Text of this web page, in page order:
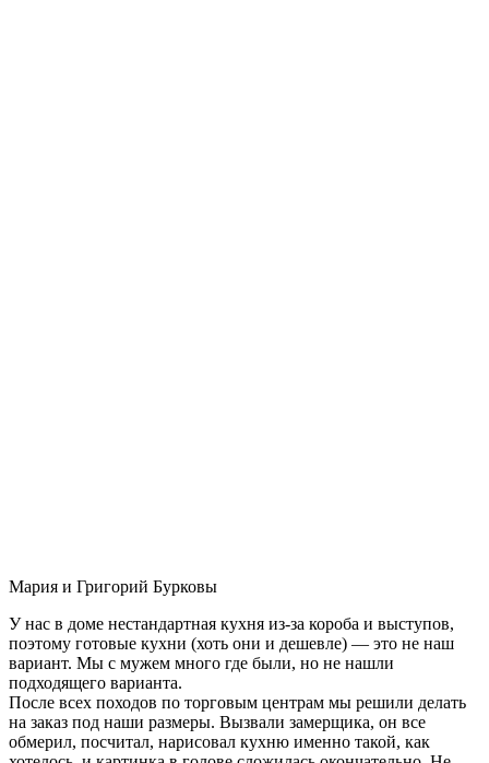
Мария и Григорий Бурковы
У нас в доме нестандартная кухня из-за короба и выступов,
поэтому готовые кухни (хоть они и дешевле) — это не наш
вариант. Мы с мужем много где были, но не нашли
подходящего варианта.
После всех походов по торговым центрам мы решили делать
на заказ под наши размеры. Вызвали замерщика, он все
обмерил, посчитал, нарисовал кухню именно такой, как